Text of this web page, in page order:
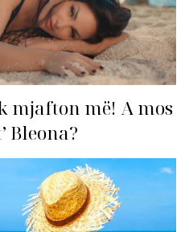
më! A mos
Bleona?